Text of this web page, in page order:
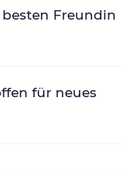
Freundin
für neues